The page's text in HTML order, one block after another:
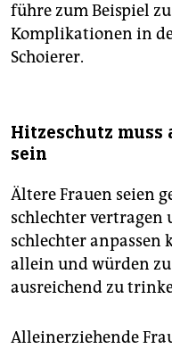
führe zum Beispiel
Komplikationen in
Schoierer.
Hitzeschutz
sein
Ältere Frauen seien
schlechter vertragen
schlechter anpassen
allein und würden
ausreichend zu
Alleinerziehende